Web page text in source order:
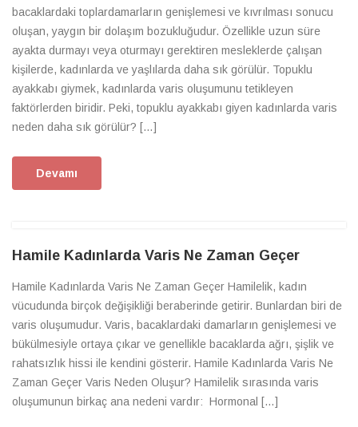
bacaklardaki toplardamarların genişlemesi ve kıvrılması sonucu
oluşan, yaygın bir dolaşım bozukluğudur. Özellikle uzun süre
ayakta durmayı veya oturmayı gerektiren mesleklerde çalışan
kişilerde, kadınlarda ve yaşlılarda daha sık görülür. Topuklu
ayakkabı giymek, kadınlarda varis oluşumunu tetikleyen
faktörlerden biridir. Peki, topuklu ayakkabı giyen kadınlarda varis
neden daha sık görülür? […]
Devamı
Hamile Kadınlarda Varis Ne Zaman Geçer
Hamile Kadınlarda Varis Ne Zaman Geçer Hamilelik, kadın
vücudunda birçok değişikliği beraberinde getirir. Bunlardan biri de
varis oluşumudur. Varis, bacaklardaki damarların genişlemesi ve
bükülmesiyle ortaya çıkar ve genellikle bacaklarda ağrı, şişlik ve
rahatsızlık hissi ile kendini gösterir. Hamile Kadınlarda Varis Ne
Zaman Geçer Varis Neden Oluşur? Hamilelik sırasında varis
oluşumunun birkaç ana nedeni vardır: Hormonal […]